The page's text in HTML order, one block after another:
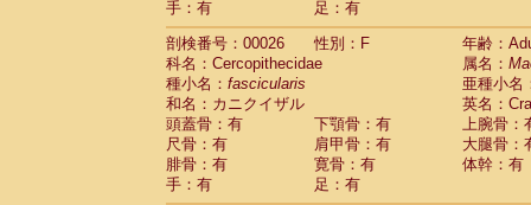
Atelidae Lagothrix lagothricha
AtelidaeLagothrix lagothricha cana(0)
Pitheciidae
Cacajao calvus
PitheciidaeCallicebus cupreus(2)
Pitheciidae Callicebus donacophilus(0)
Pitheciidae Callicebus moloch(0)
Pitheciidae Callicebus torquatus(0)
Pitheciidae Callicebus
Pitheciidae Chiropotes satanas
Pitheciidae Pithecia monachus
手：有
足：有
剖検番号：00026
性別：F
年齢：
科名：Cercopithecidae
属名：
種小名： fascicularis
亜種小名
和名：カニクイザル
英名：
頭蓋骨：有
下顎骨：有
上腕骨：
尺骨：有
肩甲骨：有
大腿骨：
腓骨：有
寛骨：有
体幹：有
手：有
足：有